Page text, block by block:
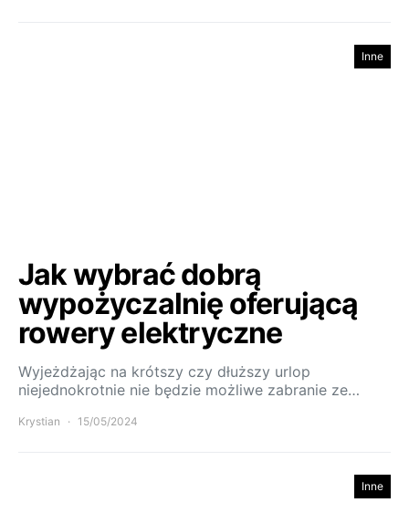
Inne
Jak wybrać dobrą
wypożyczalnię oferującą
rowery elektryczne
Wyjeżdżając na krótszy czy dłuższy urlop
niejednokrotnie nie będzie możliwe zabranie ze…
Krystian 15/05/2024
Inne